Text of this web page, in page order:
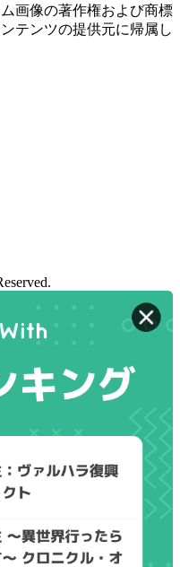
画像の著作権および商標
テンツの提供元に帰属し